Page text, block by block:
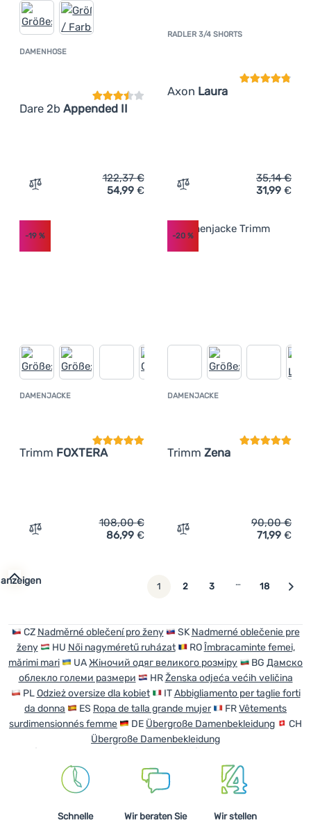
DAMENHOSE
Dare 2b Appended II
Zum Vergleich 'Damenhose Dare 2b Appended II'
122,37€
54,99 €
RADLER 3/4 SHORTS
Axon Laura
Zum Vergleich 'Radler 3/
35,14€
31,99 €
DAMENJACKE
Trimm FOXTERA
Kundenbewertung
-19 %
Zum Vergleich 'Damenjacke Trimm FOXTERA' hinzufügen
108,00€
86,99 €
DAMENJACKE
Trimm Zena
-20%
Zum Vergleich
90,00€
71,99 €
1 2 3 … 18 weiter
CZ Nadměrné oblečení pro ženy SK Nadmerné oblečenie pre
ženy
HU Női nagyméretű ruházat ROÎmbracaminte femei,
mărimi mari
UAЖіночий одяг великого розміру BG Дамско
облекло големи размери
HRŽenska odjeća većih veličina
PLOdzież oversize dla kobiet ITAbbigliamento per taglie forti
da donna
ES Ropa de talla grande mujer FRVêtements
surdimensionnés femme
DE Übergroße Damenbekleidung
CH
Übergroße Damenbekleidung
Schnelle
Wir beraten Sie
Wir stellen